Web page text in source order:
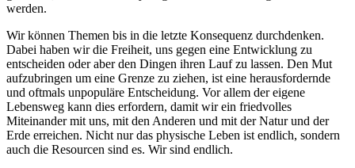
werden.
Wir können Themen bis in die letzte Konsequenz durchdenken.
Dabei haben wir die Freiheit, uns gegen eine Entwicklung zu
entscheiden oder aber den Dingen ihren Lauf zu lassen. Den Mut
aufzubringen um eine Grenze zu ziehen, ist eine herausfordernde
und oftmals unpopuläre Entscheidung. Vor allem der eigene
Lebensweg kann dies erfordern, damit wir ein friedvolles
Miteinander mit uns, mit den Anderen und mit der Natur und der
Erde erreichen. Nicht nur das physische Leben ist endlich, sondern
auch die Resourcen sind es. Wir sind endlich.